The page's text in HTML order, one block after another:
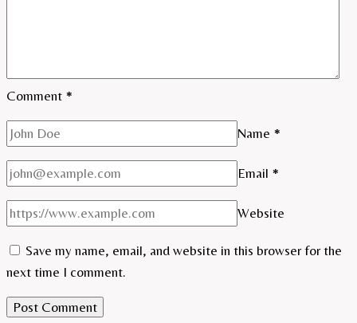
Comment *
Name *
Email *
Website
Save my name, email, and website in this browser for the
next time I comment.